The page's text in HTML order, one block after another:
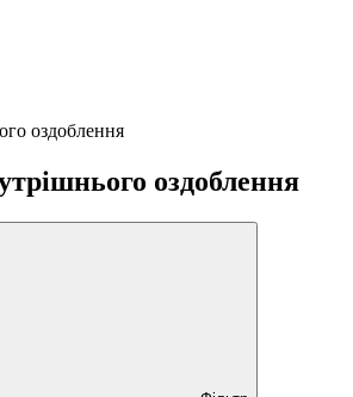
оздоблення
оздоблення